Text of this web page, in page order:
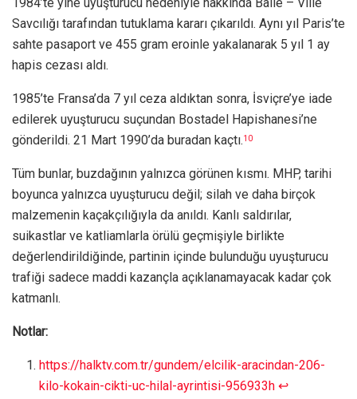
1984’te yine uyuşturucu nedeniyle hakkında Balle – Ville
Savcılığı tarafından tutuklama kararı çıkarıldı. Aynı yıl Paris’te
sahte pasaport ve 455 gram eroinle yakalanarak 5 yıl 1 ay
hapis cezası aldı.
1985’te Fransa’da 7 yıl ceza aldıktan sonra, İsviçre’ye iade
edilerek uyuşturucu suçundan Bostadel Hapishanesi’ne
gönderildi. 21 Mart 1990’da buradan kaçtı.10
Tüm bunlar, buzdağının yalnızca görünen kısmı. MHP, tarihi
boyunca yalnızca uyuşturucu değil; silah ve daha birçok
malzemenin kaçakçılığıyla da anıldı. Kanlı saldırılar,
suikastlar ve katliamlarla örülü geçmişiyle birlikte
değerlendirildiğinde, partinin içinde bulunduğu uyuşturucu
trafiği sadece maddi kazançla açıklanamayacak kadar çok
katmanlı.
Notlar:
https://halktv.com.tr/gundem/elcilik-aracindan-206-
kilo-kokain-cikti-uc-hilal-ayrintisi-956933h ↩︎